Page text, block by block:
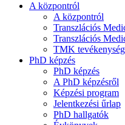
A központról
A központról
Transzlációs
Transzlációs
TMK
PhD képzés
PhD képzés
A PhD képzésről
Képzési program
Jelentkezési űrlap
PhD hallgatók